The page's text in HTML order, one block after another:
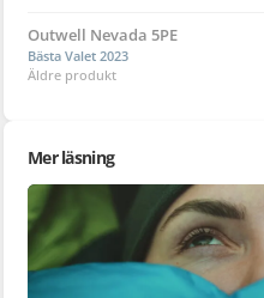
Outwell Nevada 5PE
Bästa Valet 2023
Äldre produkt
Mer läsning